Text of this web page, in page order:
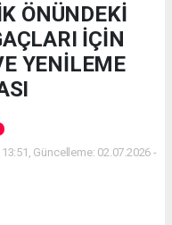
ÖNÜNDEKİ
İÇİN
YENİLEME
Güncelleme: 02.07.2026 -